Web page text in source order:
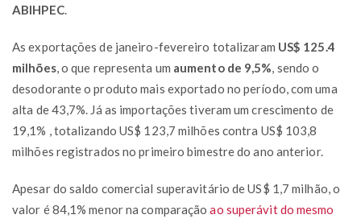
ABIHPEC.
As exportações de janeiro-fevereiro totalizaram US$ 125.4
milhões, o que representa um aumento de 9,5% , sendo o
desodorante o produto mais exportado no período, com uma
alta de 43,7%. Já as importações tiveram um crescimento de
19,1% , totalizando US$ 123,7 milhões contra US$ 103,8
milhões registrados no primeiro bimestre do ano anterior.
Apesar do saldo comercial superavitário de US$ 1,7 milhão, o
valor é 84,1% menor na comparaçãoao superávit do mesmo